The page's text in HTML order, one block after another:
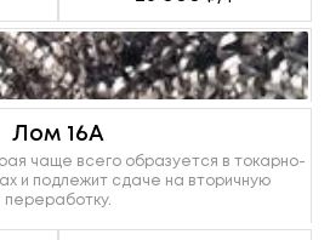
Лом 16А
чаще всего образуется в токарно-
и подлежит сдаче на вторичную
переработку.